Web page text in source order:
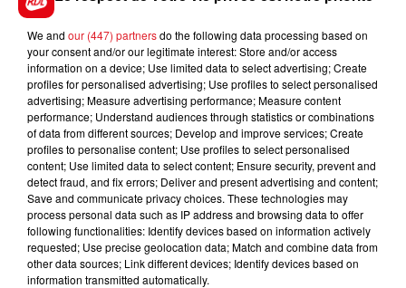
Lieu
Hesdigneul les Béthune salle Natin
62196Hesdigneul les Béthune
Tarif Payant
Bonjour, je me présente.... membre du groupe
hesdicrew. Nous organisons le 18 avril prochain un
We and our (447) partnersdo the following data processing based on
your consent and/or our legitimate interest: Store and/or access
information on a device; Use limited data to select advertising; Create
profiles for personalised advertising; Use profiles to select personalised
advertising; Measure advertising performance; Measure content
performance; Understand audiences through statistics or combinations
of data from different sources; Develop and improve services; Create
profiles to personalise content; Use profiles to select personalised
content; Use limited data to select content; Ensure security, prevent and
detect fraud, and fix errors; Deliver and present advertising and content;
Save and communicate privacy choices. These technologies may
process personal data such as IP address and browsing data to offer
following functionalities: Identify devices based on information actively
requested; Use precise geolocation data; Match and combine data from
other data sources; Link different devices; Identify devices based on
information transmitted automatically.